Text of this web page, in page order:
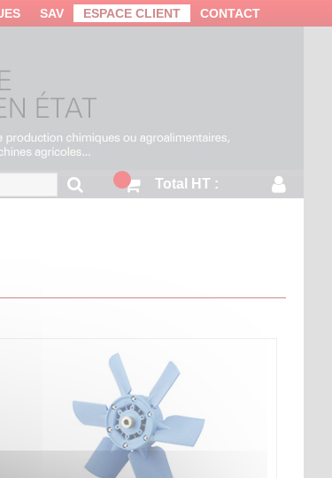
SAV ESPACE CLIENT CONTACT
Total HT :